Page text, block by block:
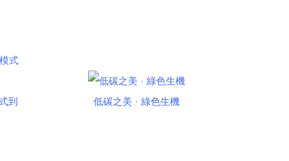
到
低碳之美 · 綠色生機